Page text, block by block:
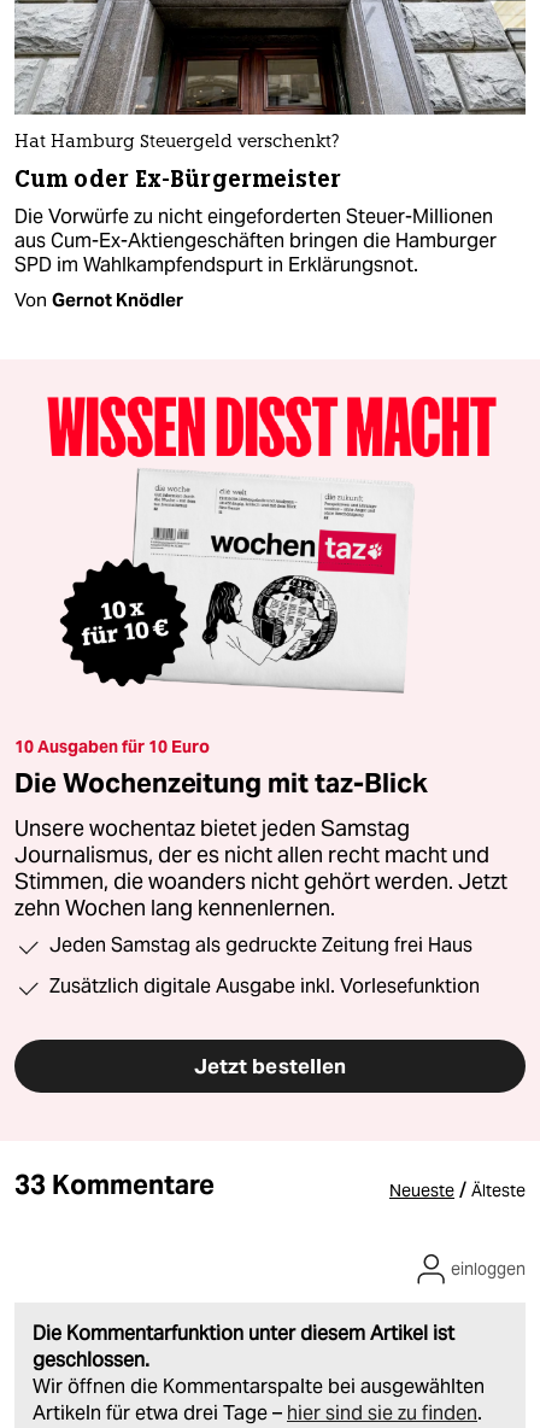
Hat Hamburg Steuergeld verschenkt?
Cum oder Ex-Bürgermeister
Die Vorwürfe zu nicht eingeforderten Steuer-Millionen
aus Cum-Ex-Aktiengeschäften bringen die Hamburger
SPD im Wahlkampfendspurt in Erklärungsnot.
Von Gernot Knödler
10 Ausgaben für 10 Euro
Die Wochenzeitung mit taz-Blick
Unsere wochentaz bietet jeden Samstag
Journalismus, der es nicht allen recht macht und
Stimmen, die woanders nicht gehört werden. Jetzt
zehn Wochen lang kennenlernen.
Jeden Samstag als gedruckte Zeitung frei Haus
Zusätzlich digitale Ausgabe inkl. Vorlesefunktion
Jetzt bestellen
33 Kommentare Neueste / Älteste
Die Kommentarfunktion unter diesem Artikel ist
geschlossen.
Wir öffnen die Kommentarspalte bei ausgewählten
Artikeln für etwa drei Tage – hier sind sie zu finden.
einloggen